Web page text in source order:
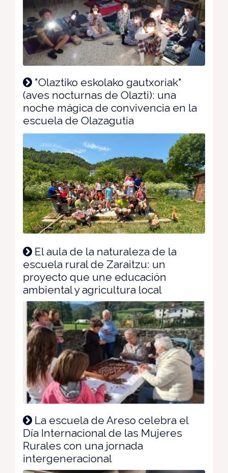
"Olaztiko eskolako gautxoriak"
(aves nocturnas de Olazti): una
noche mágica de convivencia en la
escuela de Olazagutia
El aula de la naturaleza de la
escuela rural de Zaraitzu: un
proyecto que une educación
ambiental y agricultura local
La escuela de Areso celebra el
Día Internacional de las Mujeres
Rurales con una jornada
intergeneracional